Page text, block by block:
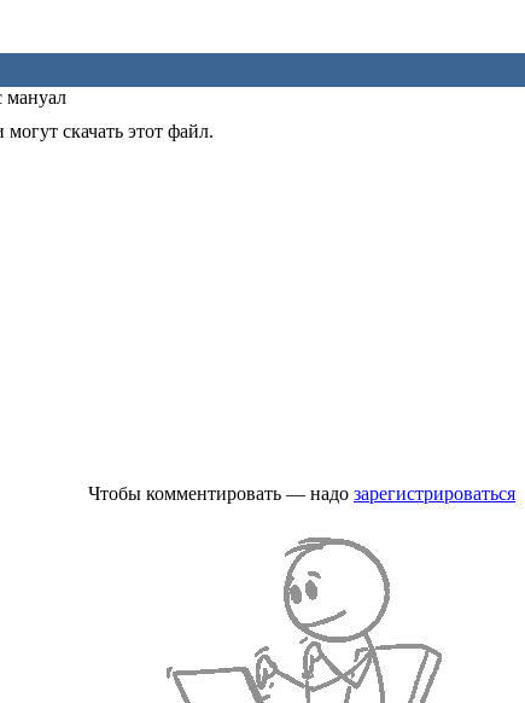
мануал
скачать этот файл.
Чтобы комментировать — надо зарегистрироваться